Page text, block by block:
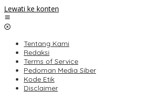
Lewati ke konten
Tentang Kami
Redaksi
Terms of Service
Pedoman Media Siber
Kode Etik
Disclaimer